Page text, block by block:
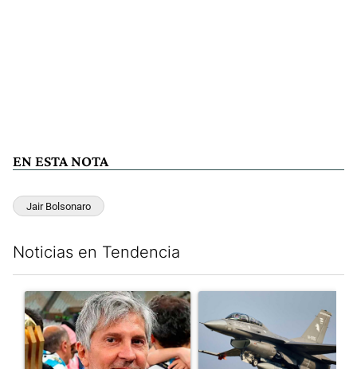
EN ESTA NOTA
Jair Bolsonaro
Noticias en Tendencia
Un artículo de tendencia con el título "Murió Jorge Messi, el